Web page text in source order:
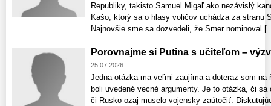
Republiky, takisto Samuel Migaľ ako nezávislý
Kašo, ktorý sa o hlasy voličov uchádza za stranu
Najnovšie sme sa dozvedeli, že Smer nominoval
Porovnajme si Putina s učiteľom –
25.07.2026
Jedna otázka ma veľmi zaujíma a doteraz som na
boli uvedené vecné argumenty. Je to otázka, či
či Rusko ozaj muselo vojensky zaútočiť.